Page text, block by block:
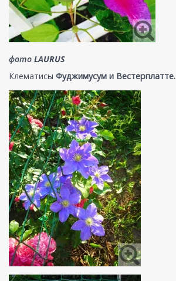
фото LAURUS
Клематисы Фуджимусум и Вестерплатте.